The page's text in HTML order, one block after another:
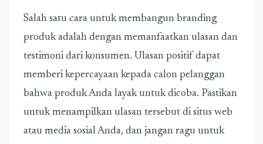
Salah satu cara untuk membangun branding
produk adalah dengan memanfaatkan ulasan dan
testimoni dari konsumen. Ulasan positif dapat
memberi kepercayaan kepada calon pelanggan
bahwa produk Anda layak untuk dicoba. Pastikan
untuk menampilkan ulasan tersebut di situs web
atau media sosial Anda, dan jangan ragu untuk